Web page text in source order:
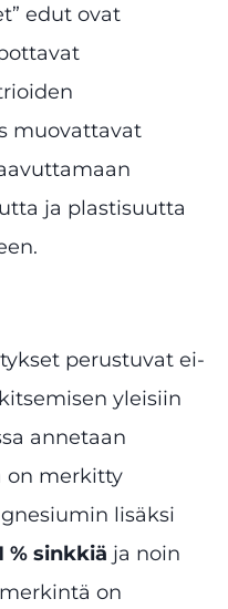
edut ovat
muovattavat
ja plastisuutta
perustuvat ei-
yleisiin
annetaan
on merkitty
lisäksi
% sinkkiä ja noin
on